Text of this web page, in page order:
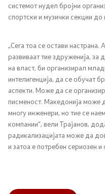
системот нудел бројни
спортски и музички секции до
„Сега тоа се остави
развиваат тие здруженија, за
на власт, би организирал
интелигенција, да се обучат
аспекти. Може да се
писменост. Македонија може
многу инженери, но тие се
компании“, вели Трајанов,
радикализацијата може да
и затоа е потребен сериозен